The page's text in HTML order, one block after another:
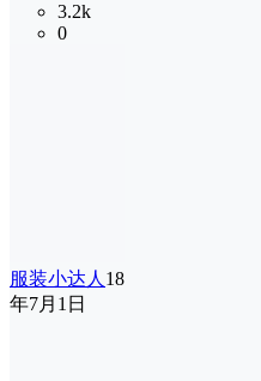
3.2k
0
服装小达人 18
年7月1日